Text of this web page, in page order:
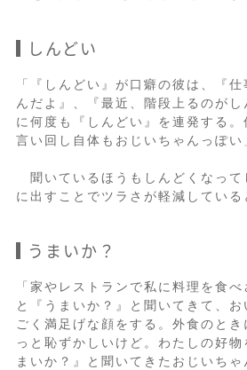
しんどい
「『しんどい』が口癖の彼は、『
んだよ』、『最近、階段上るのがし
に何度も『しんどい』を連発する。
言い回し自体もおじいちゃんっぽい
聞いているほうもしんどくなっ
に出すことでツラさが軽減している
うまいか？
「家やレストランで私に料理を食
と『うまいか？』と聞いてきて、
ごく満足げな顔をする。外食のとき
っと恥ずかしいけど。わたしの好物
まいか？』と聞いてきたおじいち